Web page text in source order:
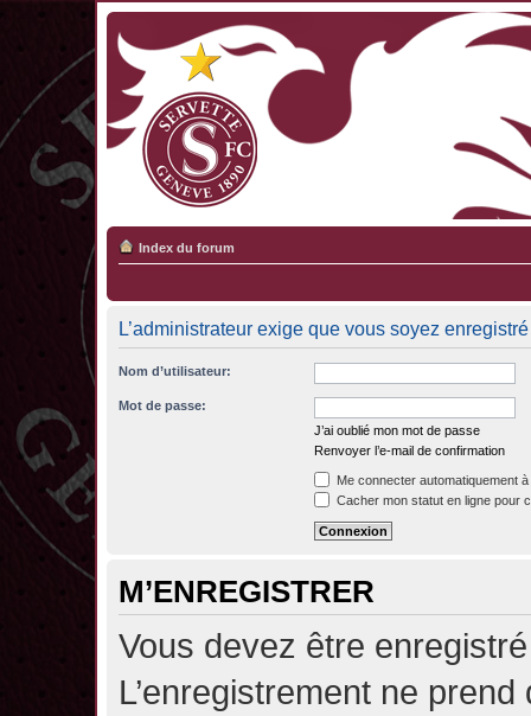
Index du forum
L’administrateur exige que vous soyez
Nom d’utilisateur:
Mot de passe:
J’ai oublié mon mot de passe
Renvoyer l’e-mail de confirmation
Me connecter automatiquement
Cacher mon statut en ligne pour
M’ENREGISTRER
Vous devez être
L’enregistrement ne